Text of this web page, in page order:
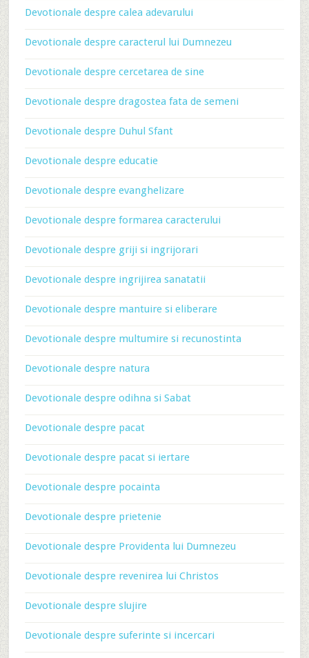
Devotionale despre calea adevarului
Devotionale despre caracterul lui Dumnezeu
Devotionale despre cercetarea de sine
Devotionale despre dragostea fata de semeni
Devotionale despre Duhul Sfant
Devotionale despre educatie
Devotionale despre evanghelizare
Devotionale despre formarea caracterului
Devotionale despre griji si ingrijorari
Devotionale despre ingrijirea sanatatii
Devotionale despre mantuire si eliberare
Devotionale despre multumire si recunostinta
Devotionale despre natura
Devotionale despre odihna si Sabat
Devotionale despre pacat
Devotionale despre pacat si iertare
Devotionale despre pocainta
Devotionale despre prietenie
Devotionale despre Providenta lui Dumnezeu
Devotionale despre revenirea lui Christos
Devotionale despre slujire
Devotionale despre suferinte si incercari